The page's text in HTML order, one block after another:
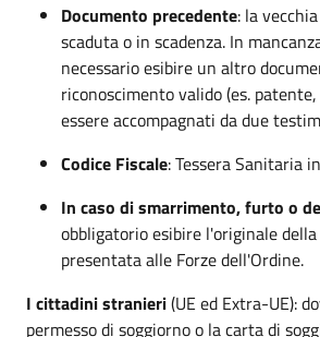
Documento precedente: la
scaduta o in scadenza. In
necessario esibire un altro
riconoscimento valido (es.
essere accompagnati da due
Codice Fiscale: Tessera Sanitaria
In caso di smarrimento, furto o
obbligatorio esibire l'originale della
presentata alle Forze dell'Ordine.
I cittadini stranieri(UE ed Extra-UE):
permesso di soggiorno o la carta di